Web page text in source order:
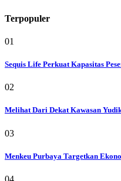
Terpopuler
01
Sequis Life Perkuat Kapasitas
02
Melihat Dari Dekat Kawasan
03
Menkeu Purbaya Targetkan
04